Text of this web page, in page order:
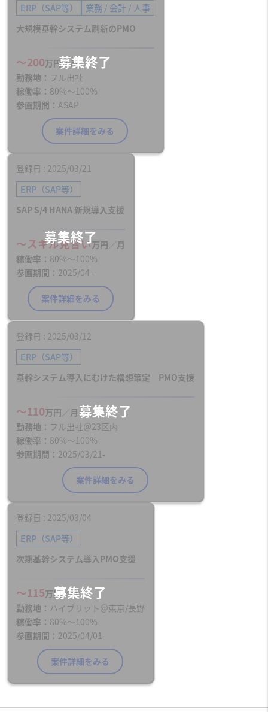
ERP（SAP等） 業務 / 会計 / 人事
大規模基幹システム刷新のPMO
〜200万円／月
勤務地
フル出社
稼働率
80%〜100%
参画期間
ASAP
案件詳細をみる
登録日 2025/03/21
ERP（SAP等）
SAP S/4 HANA 新規導入支援
〜スキル見合い万円／月
稼働率
80%〜100%
参画期間
2025/04 -
案件詳細をみる
登録日 2025/03/12
ERP（SAP等）
基幹システム導入にむけた構想策定 PMO支援
〜110万円／月
勤務地
フル出社＠23区内
稼働率
80%〜100%
参画期間
2025/03/21-
案件詳細をみる
登録日 2025/03/04
ERP（SAP等）
次期基幹システム導入PMO支援
〜115万円／月
勤務地
ハイブリット＠東京/長野
稼働率
80%〜100%
参画期間
2025/04/01-
案件詳細をみる